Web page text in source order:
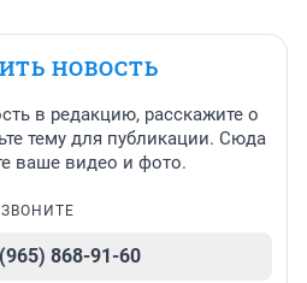
НОВОСТЬ
в редакцию, расскажите о
тему для публикации. Сюда
ваше видео и фото.
ЗВОНИТЕ
868-91-60